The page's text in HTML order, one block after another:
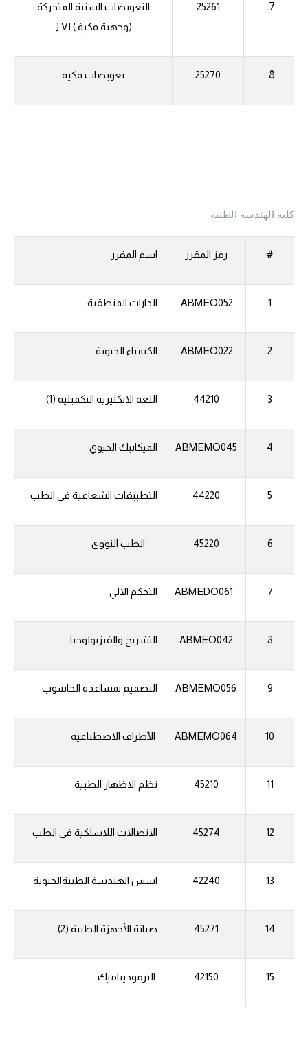
7.
25261
التعويضات السنية المتحركة
(وجهية فكية ) VI
[
8.
25270 تعويضات فكية
كلية الهندسة الطبية
# رمز المقرر اسم المقرر
1
ABMEO052 الدارات المنطقية
2
ABMEO022 الكيمياء الحيوية
3
44210 اللغة الانكليزية التكميلية (1)
4
ABMEMO045 الميكانيك الحيوي
5
44220 التطبيقات الشعاعية في الطب
6
45220 الطب النووي
7
ABMEDO061 التحكم الآلي
8
ABMEO042 التشريح والفيزيولوجيا
9
ABMEMO056 التصميم بمساعدة الحاسوب
10
ABMEMO064 الأطراف الاصطناعية
11
45210 نظم الاظهار الطبية
12
45274 الاتصالات اللاسلكية في الطب
13
42240 اسس الهندسة الطبيةالحيوية
14
45271 صيانة الأجهزة الطبية (2)
15
42150 الترموديناميك